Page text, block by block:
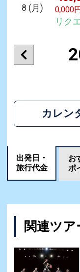
8 (月)
0,000
リク
カレン
出発日・
旅行代金
お
ポ
関連ツア